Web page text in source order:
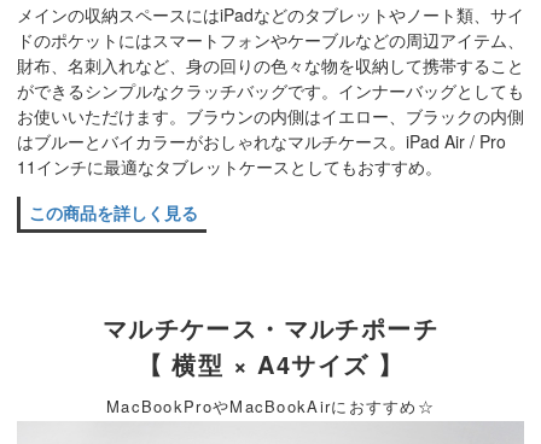
メインの収納スペースにはiPadなどのタブレットやノート類、サイ
ドのポケットにはスマートフォンやケーブルなどの周辺アイテム、
財布、名刺入れなど、身の回りの色々な物を収納して携帯すること
ができるシンプルなクラッチバッグです。インナーバッグとしても
お使いいただけます。ブラウンの内側はイエロー、ブラックの内側
はブルーとバイカラーがおしゃれなマルチケース。iPad Air / Pro
11インチに最適なタブレットケースとしてもおすすめ。
この商品を詳しく見る
マルチケース・マルチポーチ
【 横型 × A4サイズ 】
MacBookProやMacBookAirにおすすめ☆